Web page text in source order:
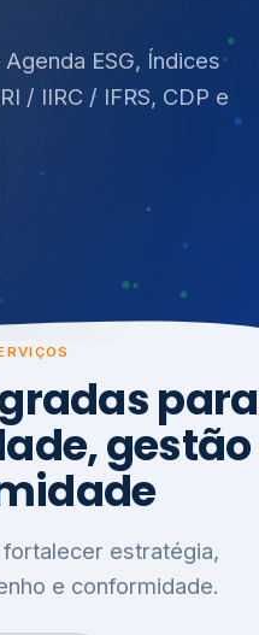
para
gestão
estratégia,
e conformidade.